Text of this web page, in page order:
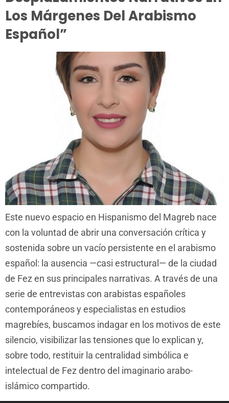
Los Márgenes Del Arabismo
Español”
Este nuevo espacio en Hispanismo del Magreb nace
con la voluntad de abrir una conversación crítica y
sostenida sobre un vacío persistente en el arabismo
español: la ausencia —casi estructural— de la ciudad
de Fez en sus principales narrativas. A través de una
serie de entrevistas con arabistas españoles
contemporáneos y especialistas en estudios
magrebíes, buscamos indagar en los motivos de este
silencio, visibilizar las tensiones que lo explican y,
sobre todo, restituir la centralidad simbólica e
intelectual de Fez dentro del imaginario arabo-
islámico compartido.